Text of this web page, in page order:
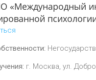
«Международный
г. Москва, ул.